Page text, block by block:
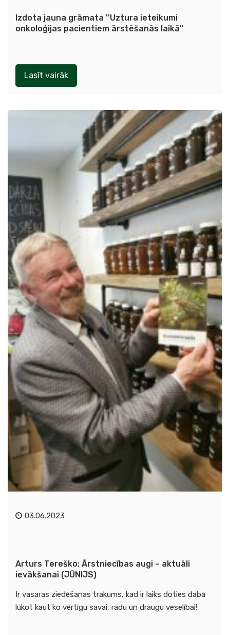
Izdota jauna grāmata ''Uztura ieteikumi
onkoloģijas pacientiem ārstēšanās laikā''
Lasīt vairāk
03.06.2023
Arturs Tereško: Ārstniecības augi – aktuāli
ievākšanai (JŪNIJS)
Ir vasaras ziedēšanas trakums, kad ir laiks doties dabā
lūkot kaut ko vērtīgu savai, radu un draugu veselībai!